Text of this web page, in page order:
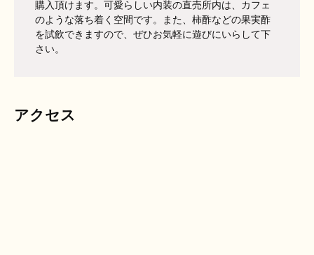
購入頂けます。可愛らしい内装の直売所内は、カフェ
のような落ち着く空間です。また、柿酢などの果実酢
を試飲できますので、ぜひお気軽に遊びにいらして下
さい。
アクセス